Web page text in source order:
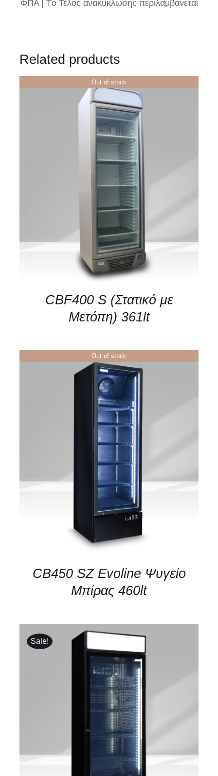
ΦΠΑ | Tο Τέλος ανακύκλωσης περιλαμβάνεται
Related products
Out of stock
ΛΕΠΤΟΜΈΡΕΙΕΣ
CBF400 S (Στατικό με
Μετόπη) 361lt
Out of stock
ΛΕΠΤΟΜΈΡΕΙΕΣ
CB450 SZ Evoline Ψυγείο
Μπίρας 460lt
Sale!
ΛΕΠΤΟΜΈΡΕΙΕΣ